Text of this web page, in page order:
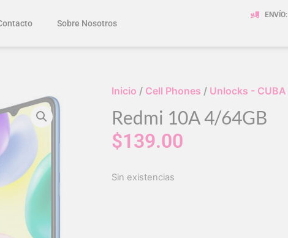
Sobre Nosotros
ENVÍO:
Inicio / Cell Phones / Unlocks - CUBA
Redmi 10A 4/64GB
$139.00
Sin existencias